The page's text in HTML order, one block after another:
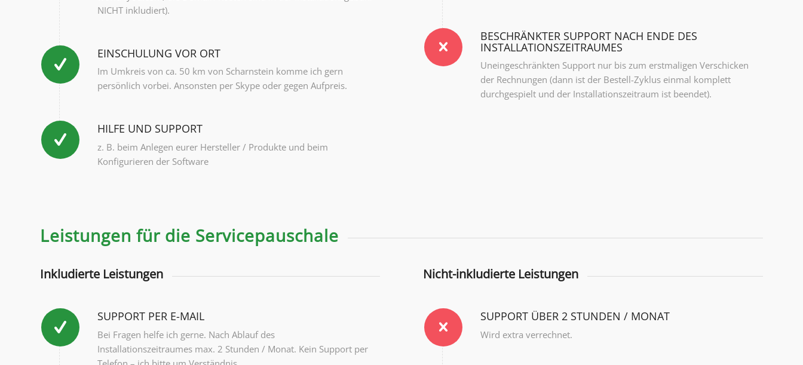
NICHT inkludiert).
EINSCHULUNG VOR ORT
Im Umkreis von ca. 50 km von Scharnstein komme ich gern
persönlich vorbei. Ansonsten per Skype oder gegen Aufpreis.
HILFE UND SUPPORT
z. B. beim Anlegen eurer Hersteller / Produkte und beim
Konfigurieren der Software
BESCHRÄNKTER SUPPORT NACH ENDE DES
INSTALLATIONSZEITRAUMES
Uneingeschränkten Support nur bis zum erstmaligen Verschicken
der Rechnungen (dann ist der Bestell-Zyklus einmal komplett
durchgespielt und der Installationszeitraum ist beendet).
Leistungen für die Servicepauschale
Inkludierte Leistungen
SUPPORT PER E-MAIL
Bei Fragen helfe ich gerne. Nach Ablauf des
Installationszeitraumes max. 2 Stunden / Monat. Kein Support per
Nicht-inkludierte Leistungen
SUPPORT ÜBER 2 STUNDEN / MONAT
Wird extra verrechnet.